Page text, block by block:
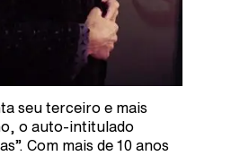
seu terceiro e mais
o auto-intitulado
Com mais de 10 anos